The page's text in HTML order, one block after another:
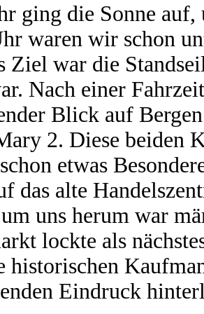
ging die Sonne
waren wir schon
Ziel war die
Nach einer
Blick auf
2. Diese beiden
etwas
das alte
uns herum war
lockte als
historischen
Eindruck